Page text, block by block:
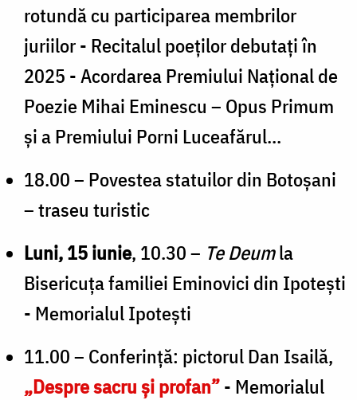
rotundă cu participarea membrilor
juriilor - Recitalul poeților debutați în
2025 - Acordarea Premiului Național de
Poezie Mihai Eminescu – Opus Primum
și a Premiului Porni Luceafărul...
18.00 – Povestea statuilor din Botoșani
– traseu turistic
Luni, 15 iunie, 10.30 – Te Deumla
Bisericuța familiei Eminovici din Ipotești
- Memorialul Ipotești
11.00 – Conferință: pictorul Dan Isailă,
„Despre sacru și profan”- Memorialul